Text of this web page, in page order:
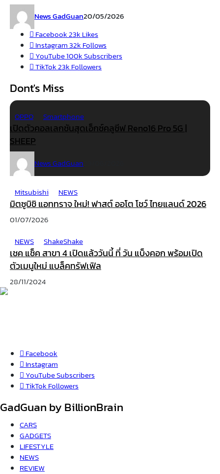
News GadGuan20/05/2026
Facebook23k Likes
Instagram32k Follows
YouTube100kSubscribers
TikTok23k Followers
Dont's Miss
OPPO Smartphone
เปิดตัวคอลเลกชันสุดเอ็กซ์คลูซีฟ Reno16 Pro 5G |
SHEEP
News GadGuan
Mitsubishi NEWS
มิตซูบิชิ แอททราจ ใหม่! ฟาสต์ ออโต โชว์ ไทยแลนด์ 2026
01/07/2026
NEWS
ShakeShake
เชค แช็ค สาขา 4 เปิดแล้ววันนี้ ที่ วัน แบ็งคอก พร้อมเปิด
ตัวเมนูใหม่ แบล็คทรัฟเฟิล
28/11/2024
Facebook
Instagram
YouTubeSubscribers
TikTok Followers
GadGuan by BillionBrain
CARS
GADGETS
LIFESTYLE
NEWS
REVIEW